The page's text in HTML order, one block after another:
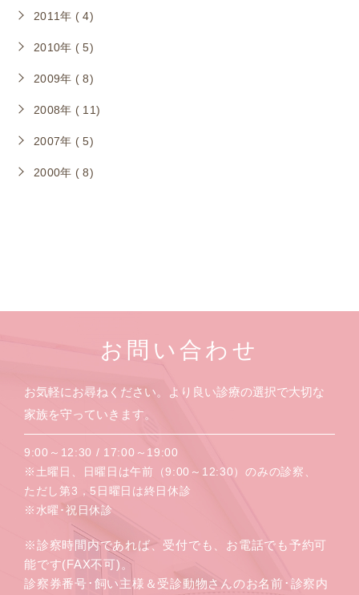
2011年 ( 4)
2010年 ( 5)
2009年 ( 8)
2008年 ( 11)
2007年 ( 5)
2000年 ( 8)
お問い合わせ
お気軽にお尋ねください。より良い診療の選択で大切な
家族を守っていきます。
9:00～12:30 / 17:00～19:00
※土曜日、日曜日は午前（9:00～12:30）のみの診察、
ただし第3，5日曜日は終日休診
※水曜･祝日休診
※診察時間内であれば、受付でも、お電話でも予約可
能です(FAX不可)。
診察券番号･飼い主様＆受診動物さんのお名前･診察内